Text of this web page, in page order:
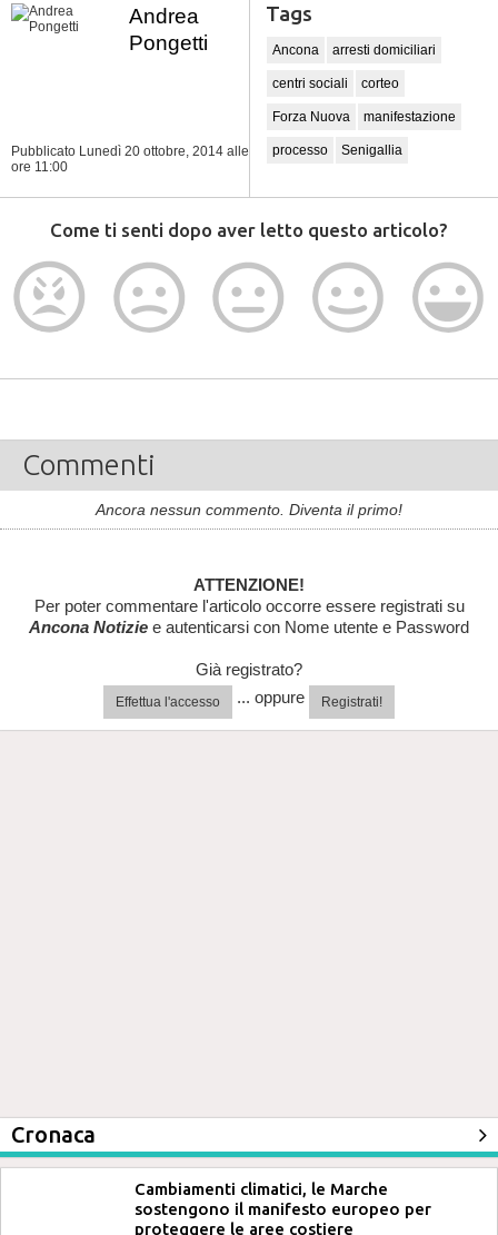
Andrea
Pongetti
Pubblicato Lunedì 20 ottobre, 2014 alle
ore 11:00
Tags
Ancona arresti domiciliari
centri sociali corteo
Forza Nuova manifestazione
processo Senigallia
Come ti senti dopo aver letto questo articolo?
Commenti
Ancora nessun commento. Diventa il primo!
ATTENZIONE!
Per poter commentare l'articolo occorre essere registrati su
Ancona Notizie e autenticarsi con Nome utente e Password
Già registrato?
Effettua l'accesso ... oppure Registrati!
Cronaca
Cambiamenti climatici, le Marche
sostengono il manifesto europeo per
proteggere le aree costiere